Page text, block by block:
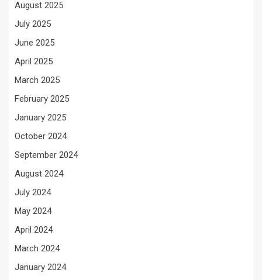
August 2025
July 2025
June 2025
April 2025
March 2025
February 2025
January 2025
October 2024
September 2024
August 2024
July 2024
May 2024
April 2024
March 2024
January 2024